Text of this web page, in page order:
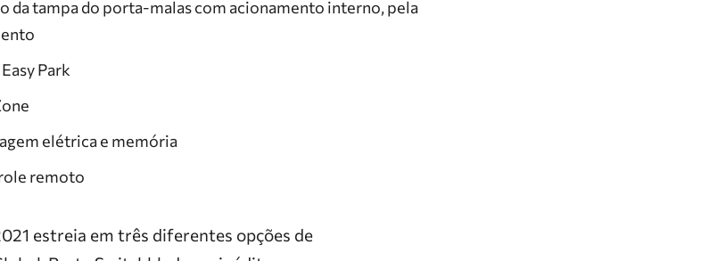
da tampa do porta-malas com acionamento interno, pela
Park
elétrica e memória
remoto
estreia em três diferentes opções de